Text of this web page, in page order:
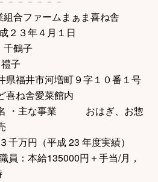
ァームまぁま喜ね舎
年４月１日
鶴子
子
市河増町９字１０番１号
喜ね舎愛菜館内
・主な事業 おはぎ、お惣
円（平成 23 年度実績）
給135000円＋手当/月，